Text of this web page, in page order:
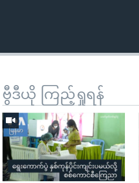
ဗွီဒီယို ကြည့်ရှုရန်